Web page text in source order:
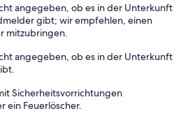
angegeben, ob es in der Unterkunft
gibt; wir empfehlen, einen
mitzubringen.
angegeben, ob es in der Unterkunft
Sicherheitsvorrichtungen
ein Feuerlöscher.